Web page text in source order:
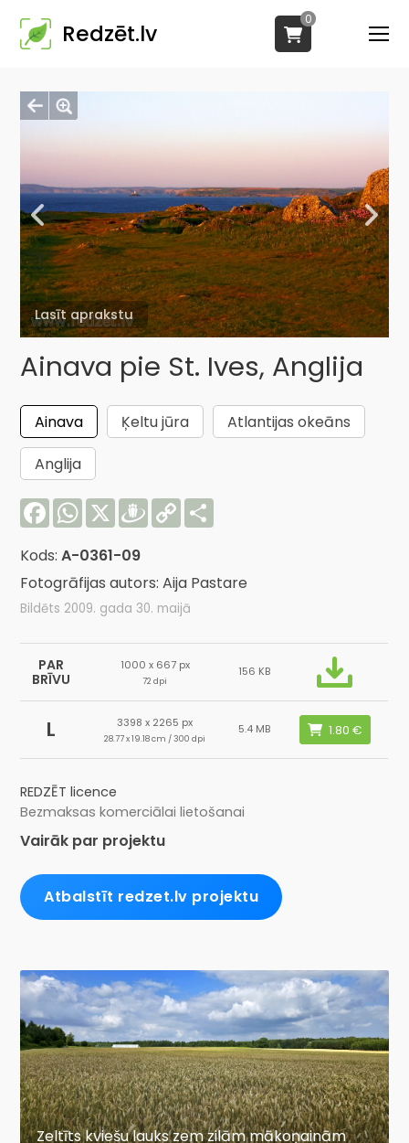
Redzēt.lv
0
Lasīt aprakstu
Ainava pie St. Ives, Anglija
Ainava Ķeltu jūra
Atlantijas okeāns
Anglija
FacebookWhatsApp
X Draugiem
Copy
Link
Kods:A-0361-09
Fotogrāfijas autors: Aija Pastare
Bildēts 2009. gada 30. maijā
PAR
BRĪVU
1000 x 667 px
72 dpi
156 KB
L 3398 x 2265 px
28.77 x 19.18 cm / 300 dpi
5.4 MB
REDZĒT licence
Bezmaksas komerciālai lietošanai
Vairāk par projektu
Atbalstīt redzet.lv projektu
Zeltīts kviešu lauks zem zilām mākoņainām